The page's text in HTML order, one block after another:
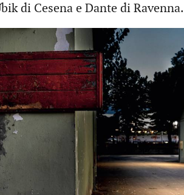
di Cesena e Dante di Ravenna.